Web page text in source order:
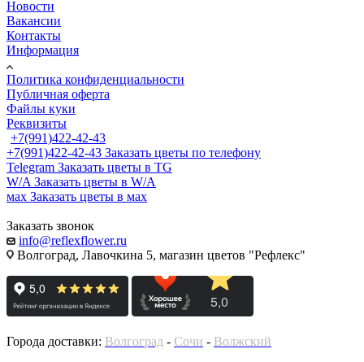
Новости
Вакансии
Контакты
Информация
Политика конфиденциальности
Публичная оферта
Файлы куки
Реквизиты
+7(991)422-42-43
+7(991)422-42-43 Заказать цветы по телефону
Telegram Заказать цветы в TG
W/A Заказать цветы в W/A
мах Заказать цветы в мах
Заказать звонок
info@reflexflower.ru
Волгоград, Лавочкина 5, магазин цветов "Рефлекс"
Города доставки: Волгоград - Сочи - Волжский